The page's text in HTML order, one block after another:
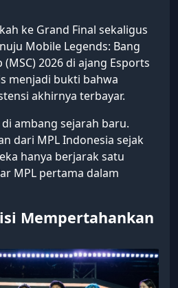
ke Grand Final sekaligus
Mobile Legends: Bang
(MSC) 2026 di ajang Esports
menjadi bukti bahwa
akhirnya terbayar.
ambang sejarah baru.
dari MPL Indonesia sejak
hanya berjarak satu
MPL pertama dalam
Mempertahankan